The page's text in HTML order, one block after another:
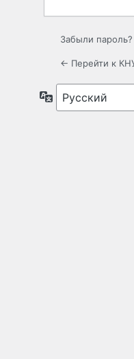
Забыли пароль?
← Перейти к
Язык